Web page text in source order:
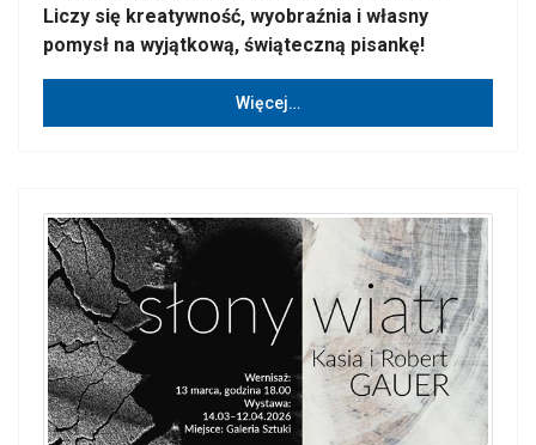
Liczy się kreatywność, wyobraźnia i własny
pomysł na wyjątkową, świąteczną pisankę!
Więcej…